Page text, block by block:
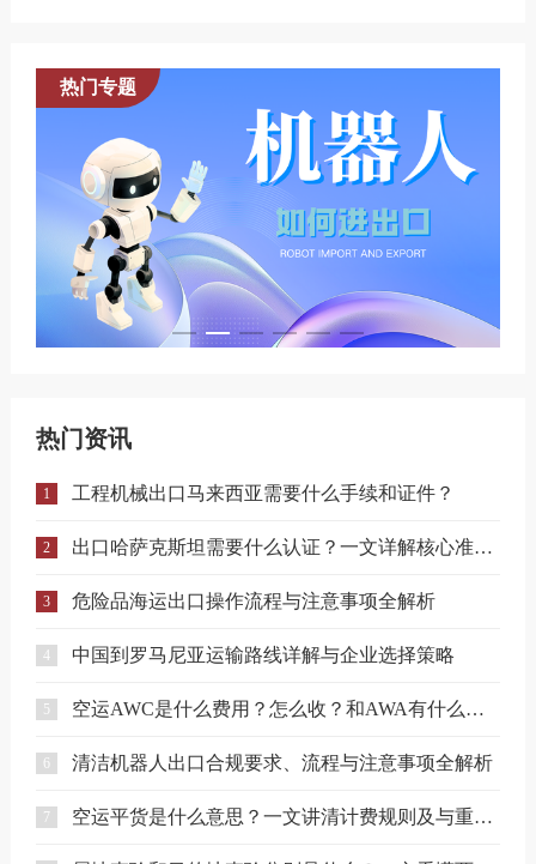
热门专题
热门资讯
1 工程机械出口马来西亚需要什么手续和证件？
2 出口哈萨克斯坦需要什么认证？一文详解核心准入要求
3 危险品海运出口操作流程与注意事项全解析
4 中国到罗马尼亚运输路线详解与企业选择策略
5 空运AWC是什么费用？怎么收？和AWA有什么区别？
6 清洁机器人出口合规要求、流程与注意事项全解析
7 空运平货是什么意思？一文讲清计费规则及与重货、泡货的区别